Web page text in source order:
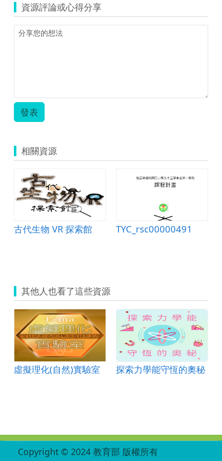
版.pdf
量
圖)110-
V09.png
資源評論或心得分享
發表
相關資源
古代生物 VR 探索館
TYC_rsc00000491
其他人也看了這些資源
虛擬理化(自然)實驗室 探索力學能守恆的奧秘
Copyright © 2024 教育部 版權所有